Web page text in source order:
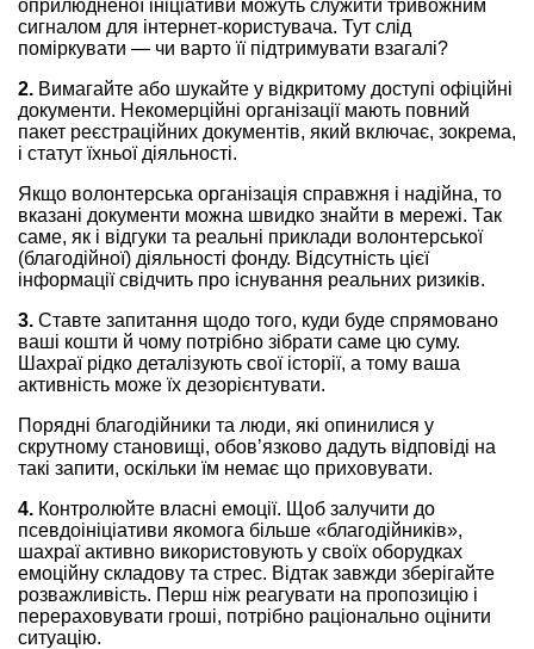
оприлюдненої ініціативи можуть служити тривожним
сигналом для інтернет-користувача. Тут слід
поміркувати — чи варто її підтримувати взагалі?
2. Вимагайте або шукайте у відкритому доступі офіційні
документи. Некомерційні організації мають повний
пакет реєстраційних документів, який включає, зокрема,
і статут їхньої діяльності.
Якщо волонтерська організація справжня і надійна, то
вказані документи можна швидко знайти в мережі. Так
саме, як і відгуки та реальні приклади волонтерської
(благодійної) діяльності фонду. Відсутність цієї
інформації свідчить про існування реальних ризиків.
3. Ставте запитання щодо того, куди буде спрямовано
ваші кошти й чому потрібно зібрати саме цю суму.
Шахраї рідко деталізують свої історії, а тому ваша
активність може їх дезорієнтувати.
Порядні благодійники та люди, які опинилися у
скрутному становищі, обов’язково дадуть відповіді на
такі запити, оскільки їм немає що приховувати.
4. Контролюйте власні емоції. Щоб залучити до
псевдоініціативи якомога більше «благодійників»,
шахраї активно використовують у своїх оборудках
емоційну складову та стрес. Відтак завжди зберігайте
розважливість. Перш ніж реагувати на пропозицію і
перераховувати гроші, потрібно раціонально оцінити
ситуацію.